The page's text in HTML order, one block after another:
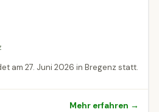
am 27. Juni 2026 in Bregenz statt.
Mehr erfahren →